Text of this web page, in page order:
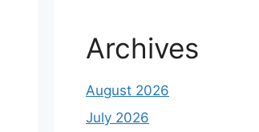
Archives
August 2026
July 2026